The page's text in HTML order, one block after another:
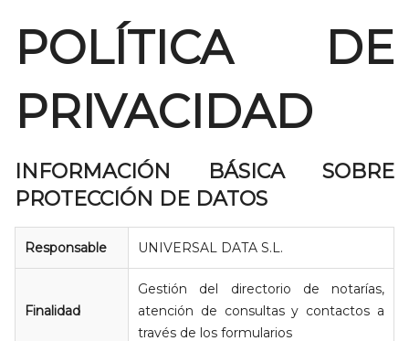
POLÍTICA DE
PRIVACIDAD
INFORMACIÓN BÁSICA SOBRE
PROTECCIÓN DE DATOS
Responsable UNIVERSAL DATA S.L.
Finalidad
Gestión del directorio de notarías,
atención de consultas y contactos a
través de los formularios